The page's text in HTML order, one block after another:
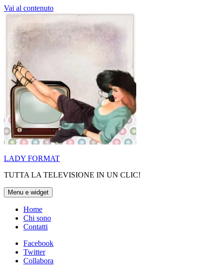
Vai al contenuto
LADY FORMAT
TUTTA LA TELEVISIONE IN UN CLIC!
Menu e widget
Home
Chi sono
Contatti
Facebook
Twitter
Collabora